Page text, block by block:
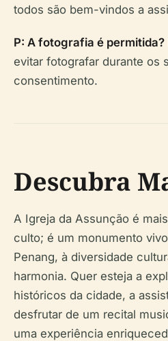
todos são bem-vindos a
P: A fotografia é permitida?
evitar fotografar durante os
consentimento.
Descubra
A Igreja da Assunção é
culto; é um monumento
Penang, à diversidade
harmonia. Quer esteja a
históricos da cidade, a
desfrutar de um recital
uma experiência